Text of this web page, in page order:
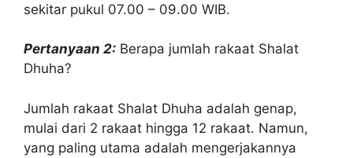
sekitar pukul 07.00 – 09.00 WIB.
Pertanyaan 2: Berapa jumlah rakaat Shalat
Dhuha?
Jumlah rakaat Shalat Dhuha adalah genap,
mulai dari 2 rakaat hingga 12 rakaat. Namun,
yang paling utama adalah mengerjakannya